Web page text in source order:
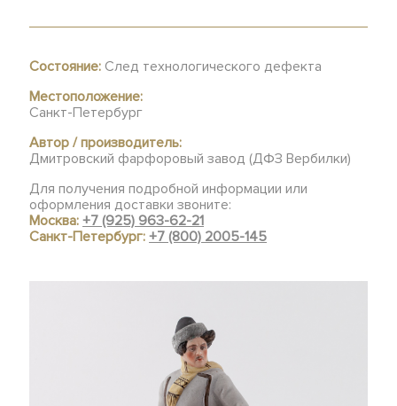
Состояние: След технологического дефекта
Местоположение:
Санкт-Петербург
Автор / производитель:
Дмитровский фарфоровый завод (ДФЗ Вербилки)
Для получения подробной информации или
оформления доставки звоните:
Москва:+7 (925) 963-62-21
Санкт-Петербург:+7 (800) 2005-145